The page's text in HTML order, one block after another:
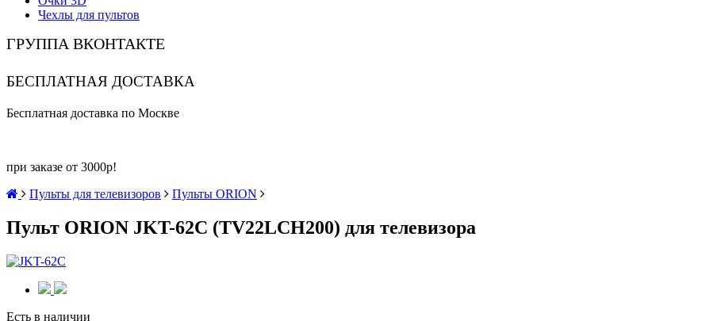
Чехлы для пультов
ГРУППА ВКОНТАКТЕ
БЕСПЛАТНАЯ ДОСТАВКА
Бесплатная доставка по Москве
при заказе от 3000р!
Пульты для телевизоров
Пульты ORION
Пульт ORION JKT-62C (TV22LCH200) для телевизора
Есть в наличии